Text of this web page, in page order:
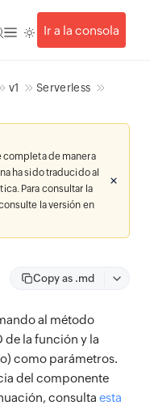
Ir a la consola
v1
Serverless
completa de manera
ha sido traducido al
Para consultar la
la versión en
Copy as .md
al método
de la función y la
como parámetros.
del componente
consultaesta